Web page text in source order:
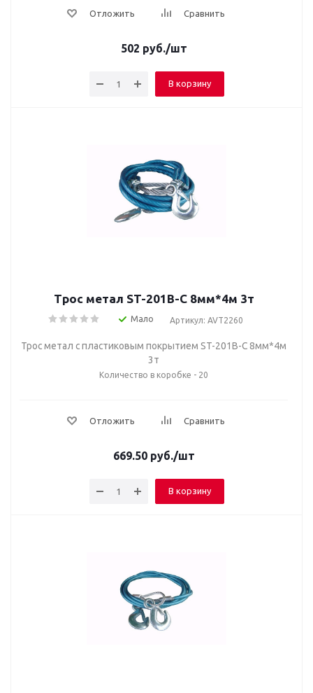
Отложить Сравнить
502 руб./шт
В корзину
Трос метал ST-201В-C 8мм*4м 3т
Мало Артикул: AVT2260
Трос метал с пластиковым покрытием ST-201В-C 8мм*4м
3т
Количество в коробке - 20
Отложить Сравнить
669.50 руб./шт
В корзину